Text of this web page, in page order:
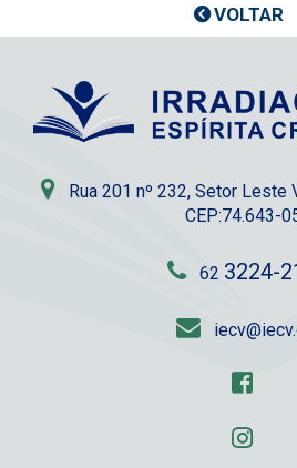
VOLTAR
Rua 201 nº 232, Setor Leste
CEP:74.643-
62 3224-